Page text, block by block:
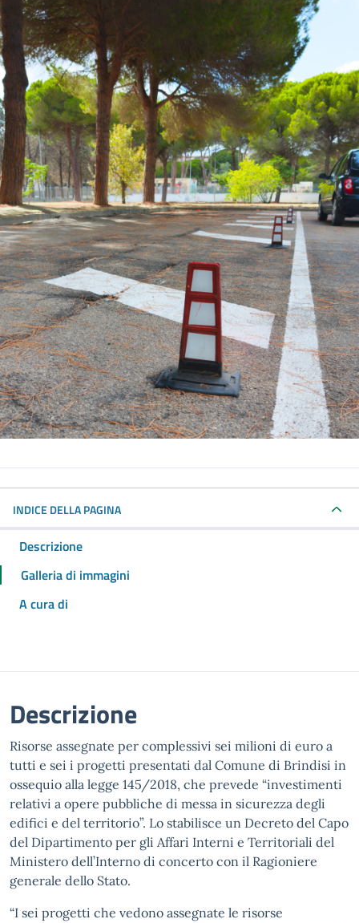
INDICE DELLA PAGINA
Descrizione
Galleria di immagini
A cura di
Descrizione
Risorse assegnate per complessivi sei milioni di euro a
tutti e sei i progetti presentati dal Comune di Brindisi in
ossequio alla legge 145/2018, che prevede “investimenti
relativi a opere pubbliche di messa in sicurezza degli
edifici e del territorio”. Lo stabilisce un Decreto del Capo
del Dipartimento per gli Affari Interni e Territoriali del
Ministero dell’Interno di concerto con il Ragioniere
generale dello Stato.
“I sei progetti che vedono assegnate le risorse